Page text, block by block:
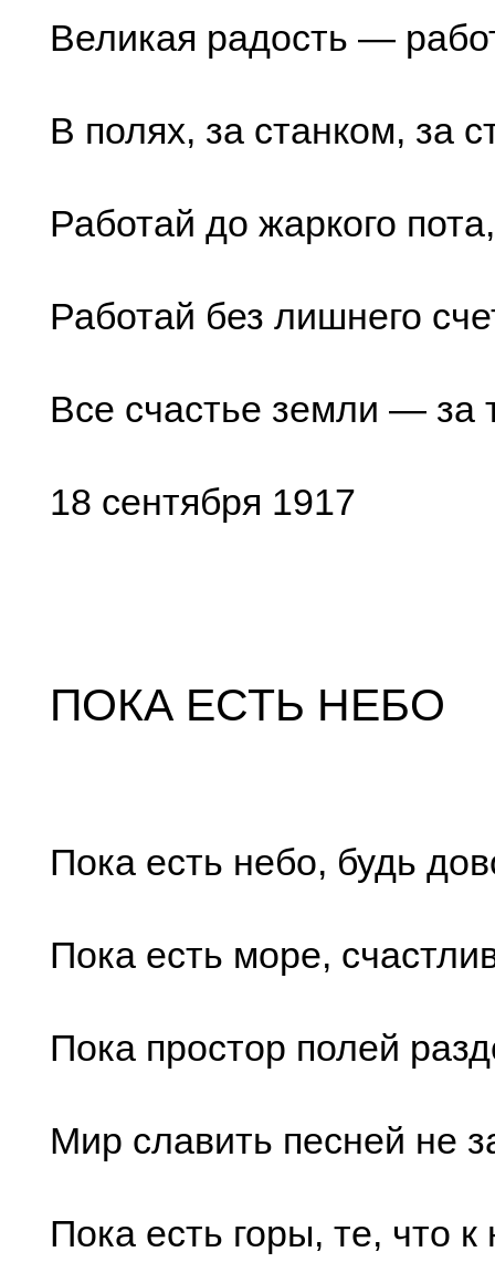
Великая радость —
В полях, за станком, за
Работай до жаркого пота,
Работай без лишнего
Все счастье земли — за
18 сентября 1917
ПОКА ЕСТЬ НЕБО
Пока есть небо, будь
Пока есть море,
Пока простор полей
Мир славить песней не
Пока есть горы, те, что к